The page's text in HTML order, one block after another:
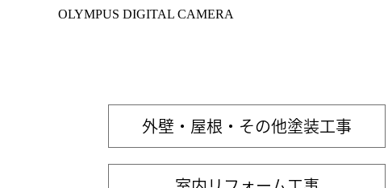
OLYMPUS DIGITAL CAMERA
外壁・屋根・その他塗装工事